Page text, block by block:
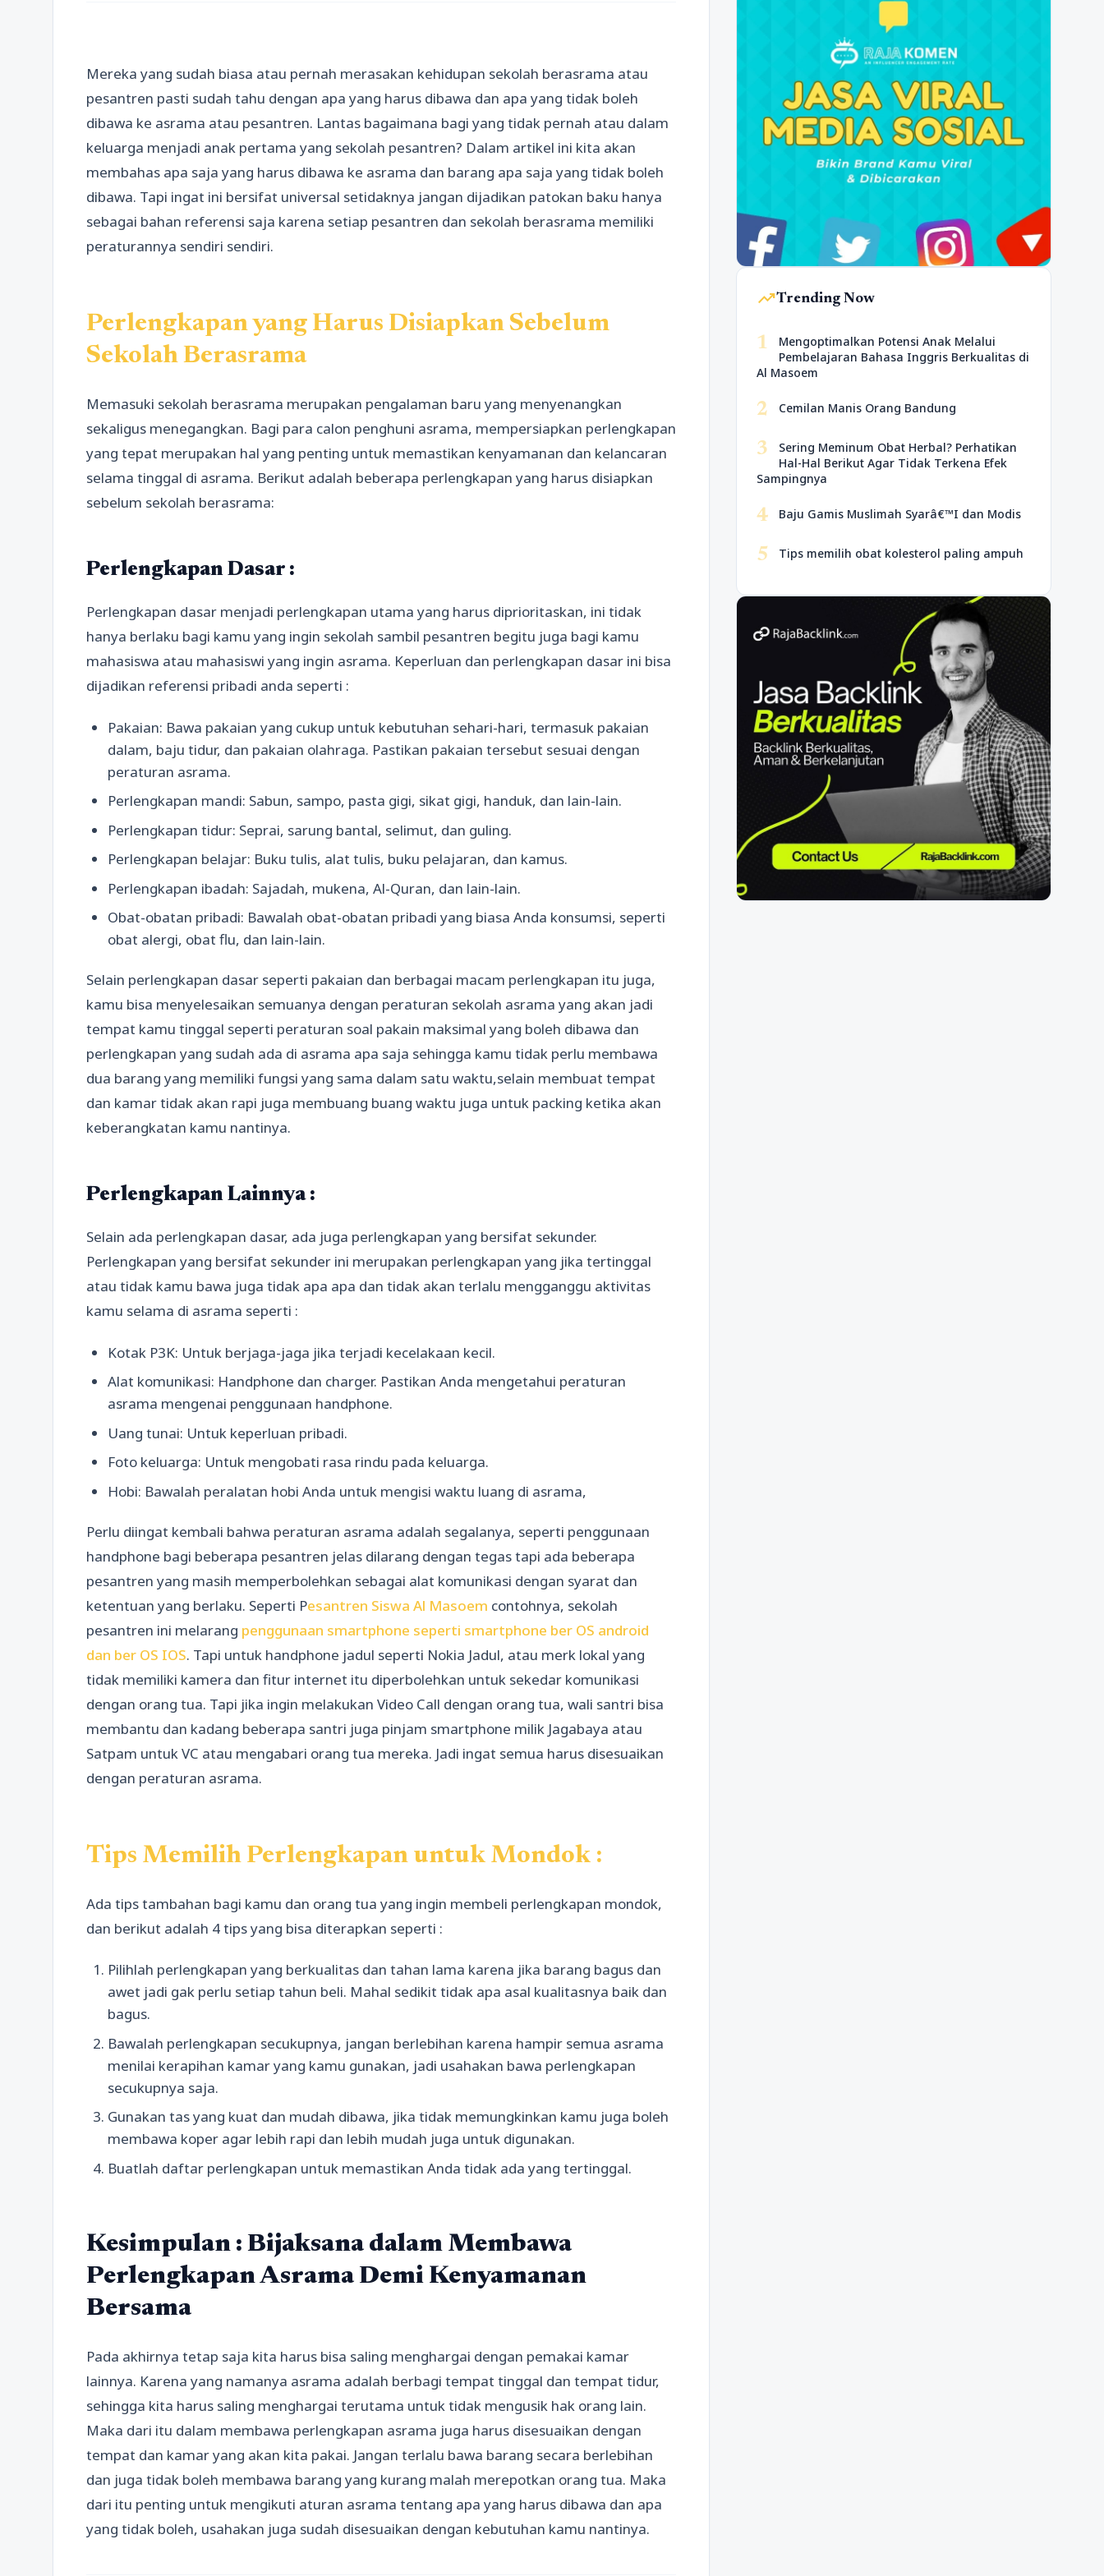
Mereka yang sudah biasa atau pernah merasakan kehidupan sekolah berasrama atau
pesantren pasti sudah tahu dengan apa yang harus dibawa dan apa yang tidak boleh
dibawa ke asrama atau pesantren. Lantas bagaimana bagi yang tidak pernah atau dalam
keluarga menjadi anak pertama yang sekolah pesantren? Dalam artikel ini kita akan
membahas apa saja yang harus dibawa ke asrama dan barang apa saja yang tidak boleh
dibawa. Tapi ingat ini bersifat universal setidaknya jangan dijadikan patokan baku hanya
sebagai bahan referensi saja karena setiap pesantren dan sekolah berasrama memiliki
peraturannya sendiri sendiri.
Perlengkapan yang Harus Disiapkan Sebelum
Sekolah Berasrama
Memasuki sekolah berasrama merupakan pengalaman baru yang menyenangkan
sekaligus menegangkan. Bagi para calon penghuni asrama, mempersiapkan perlengkapan
yang tepat merupakan hal yang penting untuk memastikan kenyamanan dan kelancaran
selama tinggal di asrama. Berikut adalah beberapa perlengkapan yang harus disiapkan
sebelum sekolah berasrama:
Perlengkapan Dasar :
Perlengkapan dasar menjadi perlengkapan utama yang harus diprioritaskan, ini tidak
hanya berlaku bagi kamu yang ingin sekolah sambil pesantren begitu juga bagi kamu
mahasiswa atau mahasiswi yang ingin asrama. Keperluan dan perlengkapan dasar ini bisa
dijadikan referensi pribadi anda seperti :
Pakaian: Bawa pakaian yang cukup untuk kebutuhan sehari-hari, termasuk pakaian
dalam, baju tidur, dan pakaian olahraga. Pastikan pakaian tersebut sesuai dengan
peraturan asrama.
Perlengkapan mandi: Sabun, sampo, pasta gigi, sikat gigi, handuk, dan lain-lain.
Perlengkapan tidur: Seprai, sarung bantal, selimut, dan guling.
Perlengkapan belajar: Buku tulis, alat tulis, buku pelajaran, dan kamus.
Perlengkapan ibadah: Sajadah, mukena, Al-Quran, dan lain-lain.
Obat-obatan pribadi: Bawalah obat-obatan pribadi yang biasa Anda konsumsi, seperti
obat alergi, obat flu, dan lain-lain.
Selain perlengkapan dasar seperti pakaian dan berbagai macam perlengkapan itu juga,
kamu bisa menyelesaikan semuanya dengan peraturan sekolah asrama yang akan jadi
tempat kamu tinggal seperti peraturan soal pakain maksimal yang boleh dibawa dan
perlengkapan yang sudah ada di asrama apa saja sehingga kamu tidak perlu membawa
dua barang yang memiliki fungsi yang sama dalam satu waktu,selain membuat tempat
dan kamar tidak akan rapi juga membuang buang waktu juga untuk packing ketika akan
keberangkatan kamu nantinya.
Perlengkapan Lainnya :
Selain ada perlengkapan dasar, ada juga perlengkapan yang bersifat sekunder.
Perlengkapan yang bersifat sekunder ini merupakan perlengkapan yang jika tertinggal
atau tidak kamu bawa juga tidak apa apa dan tidak akan terlalu mengganggu aktivitas
kamu selama di asrama seperti :
Kotak P3K: Untuk berjaga-jaga jika terjadi kecelakaan kecil.
Alat komunikasi: Handphone dan charger. Pastikan Anda mengetahui peraturan
asrama mengenai penggunaan handphone.
Uang tunai: Untuk keperluan pribadi.
Foto keluarga: Untuk mengobati rasa rindu pada keluarga.
Hobi: Bawalah peralatan hobi Anda untuk mengisi waktu luang di asrama,
Perlu diingat kembali bahwa peraturan asrama adalah segalanya, seperti penggunaan
handphone bagi beberapa pesantren jelas dilarang dengan tegas tapi ada beberapa
pesantren yang masih memperbolehkan sebagai alat komunikasi dengan syarat dan
ketentuan yang berlaku. Seperti Pesantren Siswa Al Masoem contohnya, sekolah
pesantren ini melarang penggunaan smartphone seperti smartphone ber OS android
dan ber OS IOS. Tapi untuk handphone jadul seperti Nokia Jadul, atau merk lokal yang
tidak memiliki kamera dan fitur internet itu diperbolehkan untuk sekedar komunikasi
dengan orang tua. Tapi jika ingin melakukan Video Call dengan orang tua, wali santri bisa
membantu dan kadang beberapa santri juga pinjam smartphone milik Jagabaya atau
Satpam untuk VC atau mengabari orang tua mereka. Jadi ingat semua harus disesuaikan
dengan peraturan asrama.
Tips Memilih Perlengkapan untuk Mondok :
Ada tips tambahan bagi kamu dan orang tua yang ingin membeli perlengkapan mondok,
dan berikut adalah 4 tips yang bisa diterapkan seperti :
Pilihlah perlengkapan yang berkualitas dan tahan lama karena jika barang bagus dan
awet jadi gak perlu setiap tahun beli. Mahal sedikit tidak apa asal kualitasnya baik dan
bagus.
Bawalah perlengkapan secukupnya, jangan berlebihan karena hampir semua asrama
menilai kerapihan kamar yang kamu gunakan, jadi usahakan bawa perlengkapan
secukupnya saja.
Gunakan tas yang kuat dan mudah dibawa, jika tidak memungkinkan kamu juga boleh
membawa koper agar lebih rapi dan lebih mudah juga untuk digunakan.
Buatlah daftar perlengkapan untuk memastikan Anda tidak ada yang tertinggal.
Kesimpulan : Bijaksana dalam Membawa
Perlengkapan Asrama Demi Kenyamanan
Bersama
Pada akhirnya tetap saja kita harus bisa saling menghargai dengan pemakai kamar
lainnya. Karena yang namanya asrama adalah berbagi tempat tinggal dan tempat tidur,
sehingga kita harus saling menghargai terutama untuk tidak mengusik hak orang lain.
Maka dari itu dalam membawa perlengkapan asrama juga harus disesuaikan dengan
tempat dan kamar yang akan kita pakai. Jangan terlalu bawa barang secara berlebihan
dan juga tidak boleh membawa barang yang kurang malah merepotkan orang tua. Maka
dari itu penting untuk mengikuti aturan asrama tentang apa yang harus dibawa dan apa
yang tidak boleh, usahakan juga sudah disesuaikan dengan kebutuhan kamu nantinya.
trending_upTrending Now
1
Mengoptimalkan Potensi Anak Melalui
Pembelajaran Bahasa Inggris Berkualitas di
Al Masoem
2 Cemilan Manis Orang Bandung
3
Sering Meminum Obat Herbal? Perhatikan
Hal-Hal Berikut Agar Tidak Terkena Efek
Sampingnya
4 Baju Gamis Muslimah Syarâ€™I dan Modis
5 Tips memilih obat kolesterol paling ampuh